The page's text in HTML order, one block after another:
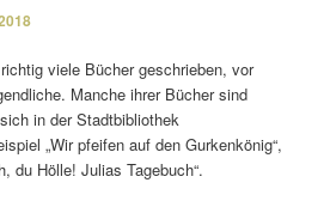
viele Bücher geschrieben, vor
Manche ihrer Bücher sind
in der Stadtbibliothek
„Wir pfeifen auf den Gurkenkönig“,
du Hölle! Julias Tagebuch“.